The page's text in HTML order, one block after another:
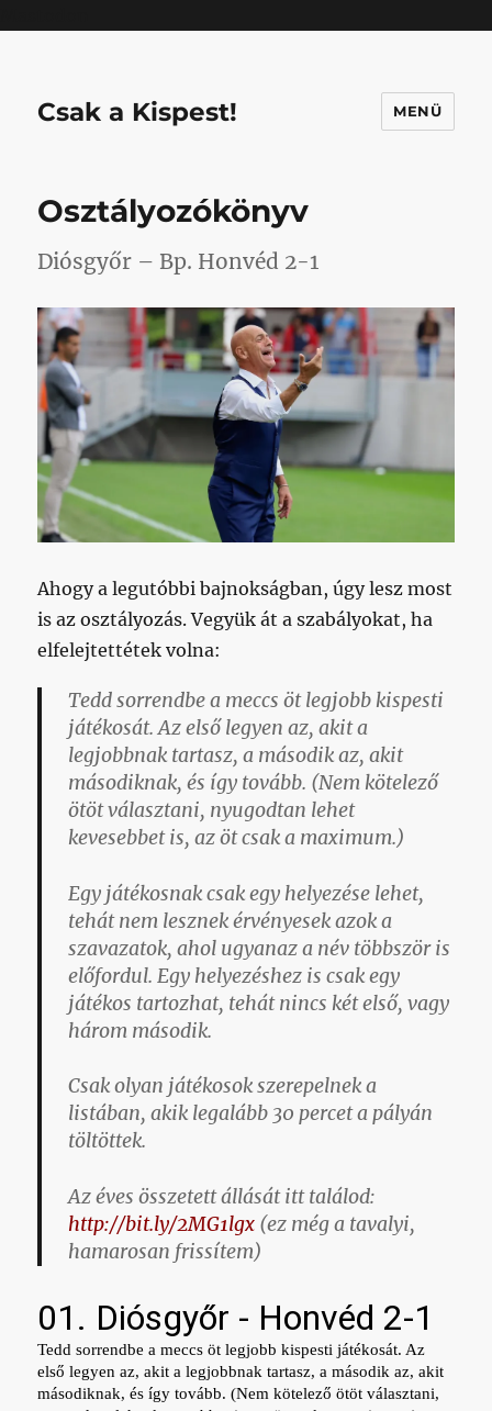
Csak a Kispest! MENÜ
Osztályozókönyv
Diósgyőr – Bp. Honvéd 2-1
Ahogy a legutóbbi bajnokságban, úgy lesz most
is az osztályozás. Vegyük át a szabályokat, ha
elfelejtettétek volna:
Tedd sorrendbe a meccs öt legjobb kispesti
játékosát. Az első legyen az, akit a
legjobbnak tartasz, a második az, akit
másodiknak, és így tovább. (Nem kötelező
ötöt választani, nyugodtan lehet
kevesebbet is, az öt csak a maximum.)
Egy játékosnak csak egy helyezése lehet,
tehát nem lesznek érvényesek azok a
szavazatok, ahol ugyanaz a név többször is
előfordul. Egy helyezéshez is csak egy
játékos tartozhat, tehát nincs két első, vagy
három második.
Csak olyan játékosok szerepelnek a
listában, akik legalább 30 percet a pályán
töltöttek.
Az éves összetett állását itt találod:
http://bit.ly/2MG1lgx (ez még a tavalyi,
hamarosan frissítem)